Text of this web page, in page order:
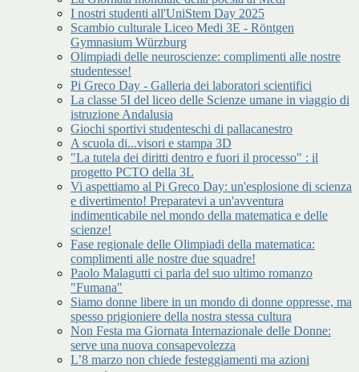
I nostri studenti all'UniStem Day 2025
Scambio culturale Liceo Medi 3E - Röntgen
Gymnasium Würzburg
Olimpiadi delle neuroscienze: complimenti alle nostre
studentesse!
Pi Greco Day - Galleria dei laboratori scientifici
La classe 5I del liceo delle Scienze umane in viaggio di
istruzione Andalusia
Giochi sportivi studenteschi di pallacanestro
A scuola di...visori e stampa 3D
"La tutela dei diritti dentro e fuori il processo" : il
progetto PCTO della 3L
Vi aspettiamo al Pi Greco Day: un'esplosione di scienza
e divertimento! Preparatevi a un'avventura
indimenticabile nel mondo della matematica e delle
scienze!
Fase regionale delle Olimpiadi della matematica:
complimenti alle nostre due squadre!
Paolo Malagutti ci parla del suo ultimo romanzo
"Fumana"
Siamo donne libere in un mondo di donne oppresse, ma
spesso prigioniere della nostra stessa cultura
Non Festa ma Giornata Internazionale delle Donne:
serve una nuova consapevolezza
L’8 marzo non chiede festeggiamenti ma azioni